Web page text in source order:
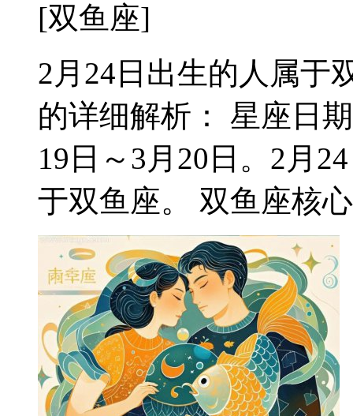
[双鱼座]
2月24日出生的人属于
的详细解析： 星座日
19日～3月20日。2月
于双鱼座。 双鱼座核